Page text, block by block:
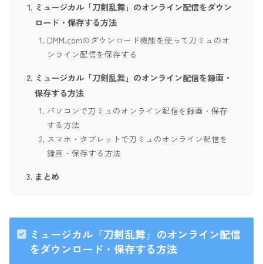
ミュージカル「刀剣乱舞」のオンライン配信をダウン
ロード・保存する方法
DMM.comのダウンロード機能を使って刀ミュのオ
ンライン配信を保存する
ミュージカル「刀剣乱舞」のオンライン配信を録画・
保存する方法
パソコンで刀ミュのオンライン配信を録画・保存
する方法
スマホ・タブレットで刀ミュのオンライン配信を
録画・保存する方法
まとめ
ミュージカル「刀剣乱舞」のオンライン配信
をダウンロード・保存する方法